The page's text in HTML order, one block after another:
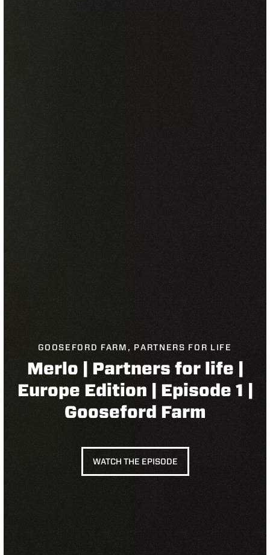
GOOSEFORD FARM, PARTNERS FOR LIFE
Merlo | Partners for life |
Europe Edition | Episode 1 |
Gooseford Farm
WATCH THE EPISODE